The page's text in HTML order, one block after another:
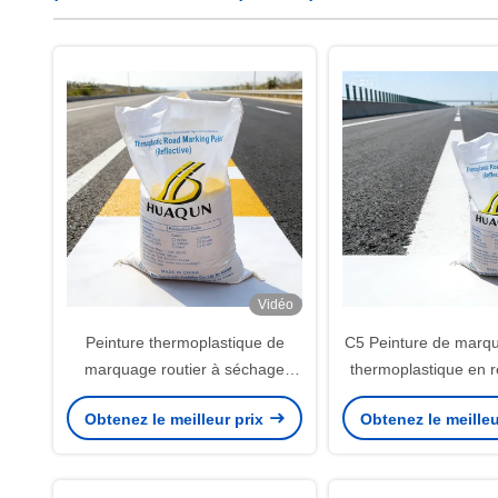
Vidéo
Peinture thermoplastique de
marquage routier à séchage
rapide, haute réflectivité et
durable pour les routes et
Obtenez le meilleur prix
C5 Peinture de
thermoplastique en
séchage rapide et
pavage à haute
Obtenez le